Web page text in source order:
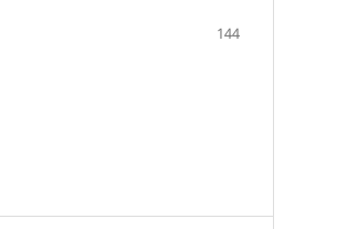
144